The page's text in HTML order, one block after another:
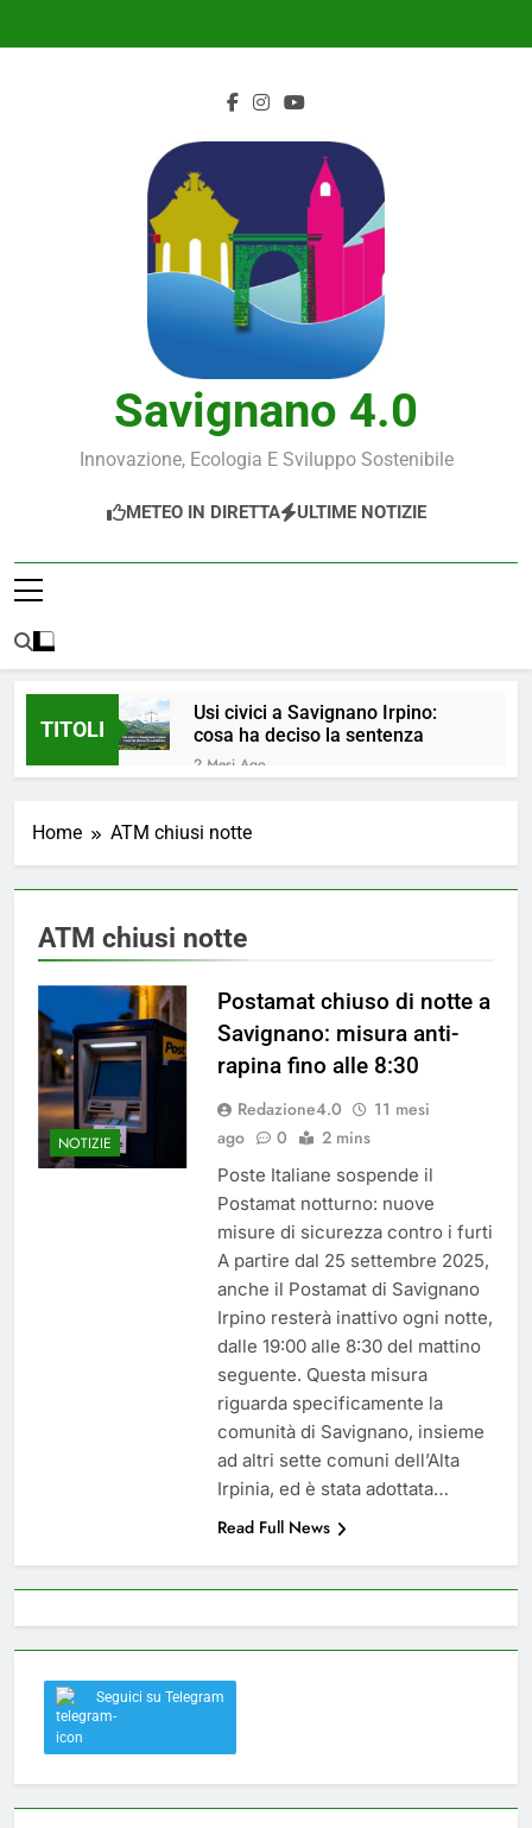
Savignano 4.0
Innovazione, Ecologia E Sviluppo Sostenibile
METEO IN DIRETTA ULTIME NOTIZIE
TITOLI
Usi civici a Savignano Irpino:
cosa ha deciso la sentenza
2 Mesi Ago
4 Mesi Ago
ORDINANZA N. 8/2026 –
PARZIALE REVOCA DEL DIVIETO
POTABILE📢Aggiornamento Situazione
4 Mesi Ago
⚠️ Emergenza Acqua a
Savignano Irpino: Ordinanza n. 7
del 26 Marzo 2026
Mangiaplastica: Più ricicli, più
risparmi!
10 Mesi Ago
Postamat chiuso di notte a
Savignano: misura anti-rapina
fino alle 8:30
11 Mesi Ago
💡 Savignano 4.0 si rinnova: scopri
la nuova grafica del blog dedicato
al futuro del nostro paese
1 Anno Ago
🌤️ Nuova Webcam Live per il
Meteo a Savignano Irpino!
2 Anni Ago
Test IT-alert l’11 ottobre:
messaggio sui cellulari anche a
Savignano
2 Anni Ago
Home ATM chiusi notte
ATM chiusi notte
NOTIZIE
Postamat chiuso di notte a
Savignano: misura anti-
rapina fino alle 8:30
Redazione4.0
11 mesi
ago
0 2 mins
Poste Italiane sospende il
Postamat notturno: nuove
misure di sicurezza contro i furti
A partire dal 25 settembre 2025,
anche il Postamat di Savignano
Irpino resterà inattivo ogni notte,
dalle 19:00 alle 8:30 del mattino
seguente. Questa misura
riguarda specificamente la
comunità di Savignano, insieme
ad altri sette comuni dell’Alta
Irpinia, ed è stata adottata…
Read Full News
Seguici su Telegram